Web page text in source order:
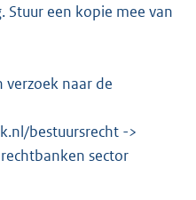
Stuur een kopie mee van
verzoek naar de
bestuursrecht ->
sector